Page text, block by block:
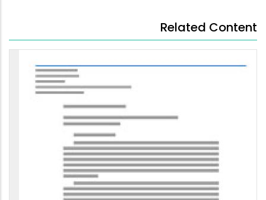
Related Content